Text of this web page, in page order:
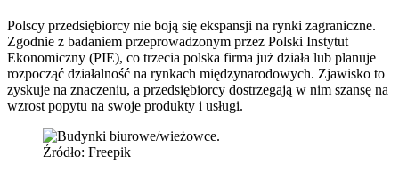
Polscy przedsiębiorcy nie boją się ekspansji na rynki zagraniczne.
Zgodnie z badaniem przeprowadzonym przez Polski Instytut
Ekonomiczny (PIE), co trzecia polska firma już działa lub planuje
rozpocząć działalność na rynkach międzynarodowych. Zjawisko to
zyskuje na znaczeniu, a przedsiębiorcy dostrzegają w nim szansę na
wzrost popytu na swoje produkty i usługi.
Źródło: Freepik